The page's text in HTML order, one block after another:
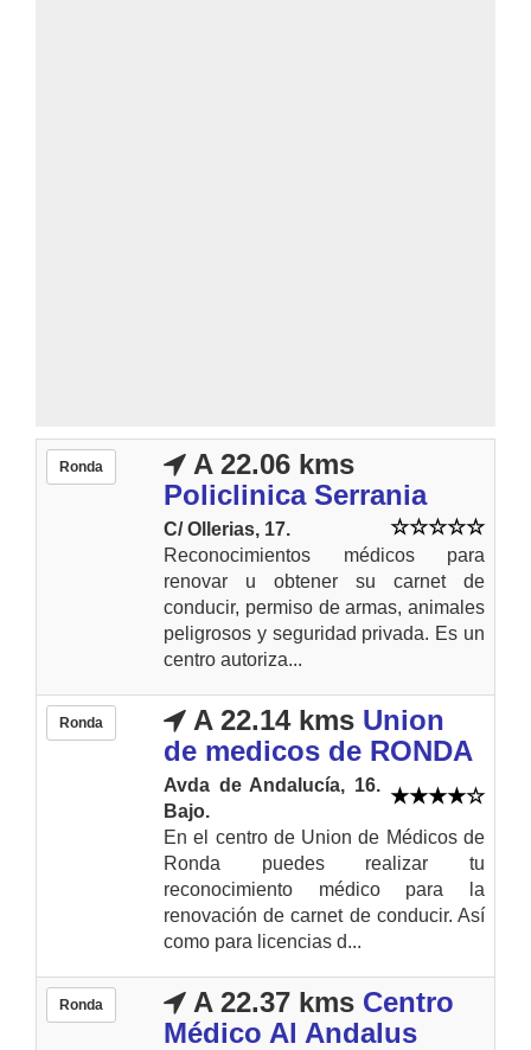
Ronda
A 22.06 kms
Policlinica Serrania
C/ Ollerias, 17.
Reconocimientos médicos para
renovar u obtener su carnet de
conducir, permiso de armas, animales
peligrosos y seguridad privada. Es un
centro autoriza...
Ronda A 22.14 kms Union
de medicos de RONDA
Avda de Andalucía, 16.
Bajo.
En el centro de Union de Médicos de
Ronda puedes realizar tu
reconocimiento médico para la
renovación de carnet de conducir. Así
como para licencias d...
Ronda A 22.37 kms Centro
Médico Al Andalus